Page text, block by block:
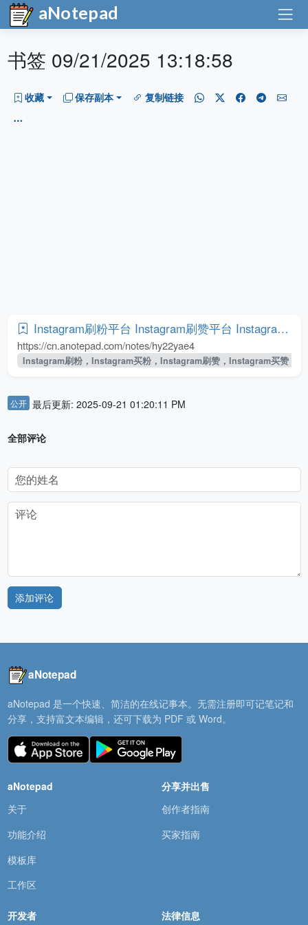
aNotepad
书签 09/21/2025 13:18:58
收藏 保存副本 复制链接
Instagram刷粉平台 Instagram刷赞平台 Instagram买粉平台 Instagram买赞平台 - 在线记事本
https://cn.anotepad.com/notes/hy22yae4
Instagram刷粉，Instagram买粉，Instagram刷赞，Instagram买赞，
公开 最后更新: 2025-09-21 01:20:11 PM
全部评论
添加评论
aNotepad
aNotepad 是一个快速、简洁的在线记事本。无需注册即可记笔记和
分享，支持富文本编辑，还可下载为 PDF 或 Word。
aNotepad
关于
功能介绍
模板库
工作区
分享并出售
创作者指南
买家指南
开发者 法律信息